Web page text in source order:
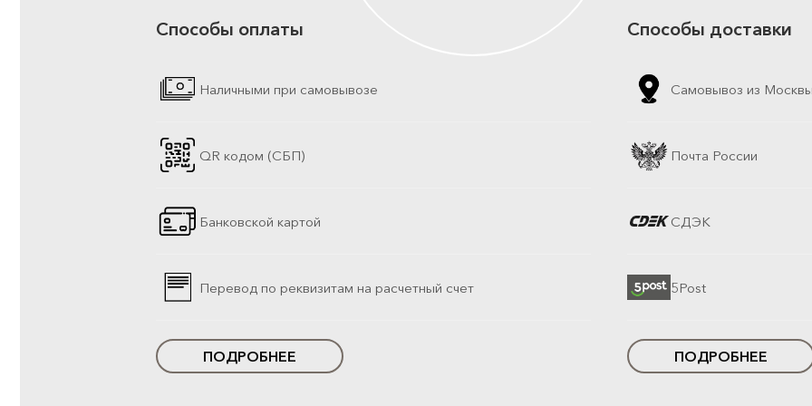
Способы оплаты
Наличными при самовывозе
QR кодом (СБП)
Банковской картой
Перевод по реквизитам на расчетный счет
ПОДРОБНЕЕ
Способы доставки
Самовывоз из
Почта России
СДЭК
5Post
ПОДРОБНЕЕ